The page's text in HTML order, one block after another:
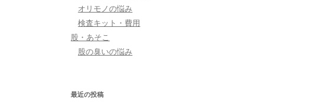
オリモノの悩み
検査キット・費用
股・あそこ
股の臭いの悩み
最近の投稿